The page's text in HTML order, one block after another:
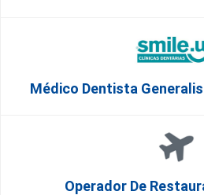
Médico Dentista
Operador De